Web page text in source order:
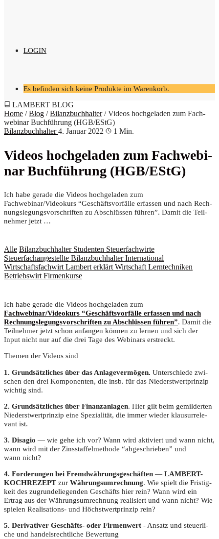
LOGIN
Es befinden sich keine Produkte im Warenkorb.
LAMBERT BLOG
Home /Blog /Bilanzbuchhalter/Vide­os hoch­ge­la­den zum Fach­
web­i­nar Buch­füh­rung (HGB/EStG)
Bilanzbuchhalter4. Januar 2022 1 Min.
Vide­os hoch­ge­la­den zum Fach­web­i­
nar Buch­füh­rung (HGB/EStG)
Ich habe gera­de die Vide­os hoch­ge­la­den zum
Fachwebinar/Videokurs “Geschäfts­vor­fäl­le erfas­sen und nach Rech­
nungs­le­gungs­vor­schrif­ten zu Abschlüs­sen füh­ren”. Damit die Teil­
neh­mer jetzt …
Alle Bilanzbuchhalter Studenten Steuerfachwirte
Steuerfachangestellte Bilanzbuchhalter International
Wirtschaftsfachwirt Lambert erklärt Wirtschaft Lerntechniken
Betriebswirt Firmenkurse
Ich habe gera­de die Vide­os hoch­ge­la­den zum
Fachwebinar/Videokurs “Geschäfts­vor­fäl­le erfas­sen und nach
Rech­nungs­le­gungs­vor­schrif­ten zu Abschlüs­sen füh­ren”. Damit die
Teil­neh­mer jetzt schon anfan­gen kön­nen zu ler­nen und sich der
Input nicht nur auf die drei Tage des Web­i­nars erstreckt.
The­men der Vide­os sind
1. Grund­sätz­li­ches über das Anla­ge­ver­mö­gen. Unter­schie­de zwi­
schen den drei Kom­po­nen­ten, die insb. für das Nie­derst­wert­prin­zip
wich­tig sind.
2. Grund­sätz­li­ches über Finanz­an­la­gen. Hier gilt beim gemil­der­ten
Nie­derst­wert­prin­zip eine Spe­zia­li­tät, die immer wie­der klau­sur­re­le­
vant ist.
3. Dis­agio — wie gehe ich vor? Wann wird akti­viert und wann nicht,
wann wird mit der Zins­staf­fel­me­tho­de “abge­schrie­ben” und
wann nicht?
4. For­de­run­gen bei Fremd­wäh­rungs­ge­schäf­ten — LAMBERT-
KOCHREZEPT zur Wäh­rungs­um­rech­nung. Wie spielt die Fris­tig­
keit des zugrun­de­lie­gen­den Geschäfts hier rein? Wann wird ein
Ertrag aus der Wäh­rungs­um­rech­nung rea­li­siert und wann nicht? Wie
spie­len Rea­li­sa­ti­ons- und Höchst­wert­prin­zip rein?
5. Deri­va­ti­ver Geschäfts- oder Fir­men­wert - Ansatz und steu­er­li­
che und han­dels­recht­li­che Bewertung